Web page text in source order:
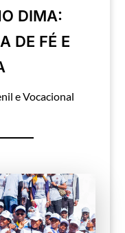
DIMA:
DE FÉ E
e Vocacional